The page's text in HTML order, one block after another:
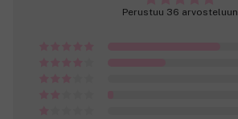
Perustuu 36 arvosteluun